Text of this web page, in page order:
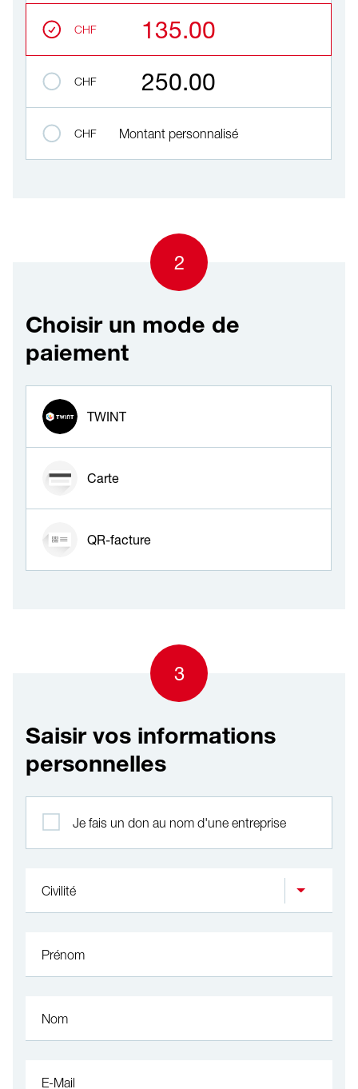
CHF 135.00
CHF 250.00
CHF Montant personnalisé
2
Choisir un mode de
paiement
TWINT
Carte
QR-facture
3
Saisir vos informations
personnelles
Je fais un don au nom d'une entreprise
Civilité
Prénom
Nom
E-Mail